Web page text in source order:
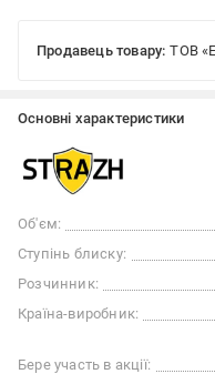
Продавець товару: ТОВ
Основні характеристики
Об'єм:
Ступінь блиску:
Розчинник:
Країна-виробник:
Бере участь в акції: